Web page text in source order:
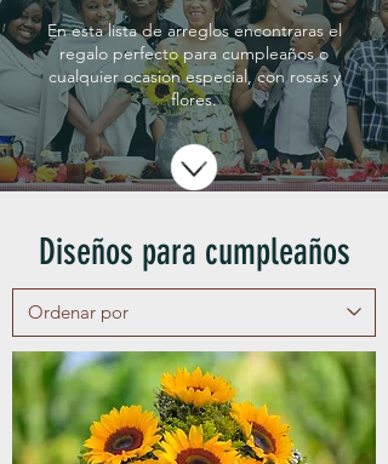
En esta lista de arreglos encontraras el
regalo perfecto para cumpleaños o
cualquier ocasion especial, con rosas y
flores.
Diseños para cumpleaños